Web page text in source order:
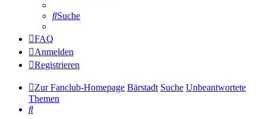
Suche
FAQ
Anmelden
Registrieren
Zur Fanclub-Homepage Bärstadt Suche Unbeantwortete
Themen
Suche